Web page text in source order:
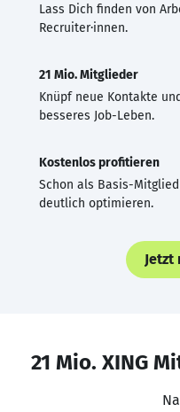
Lass Dich finden von
Recruiter·innen.
21 Mio. Mitglieder
Knüpf neue Kontakte
besseres Job-Leben.
Kostenlos profitieren
Schon als Basis-
deutlich optimieren.
Jetzt
21 Mio. XING